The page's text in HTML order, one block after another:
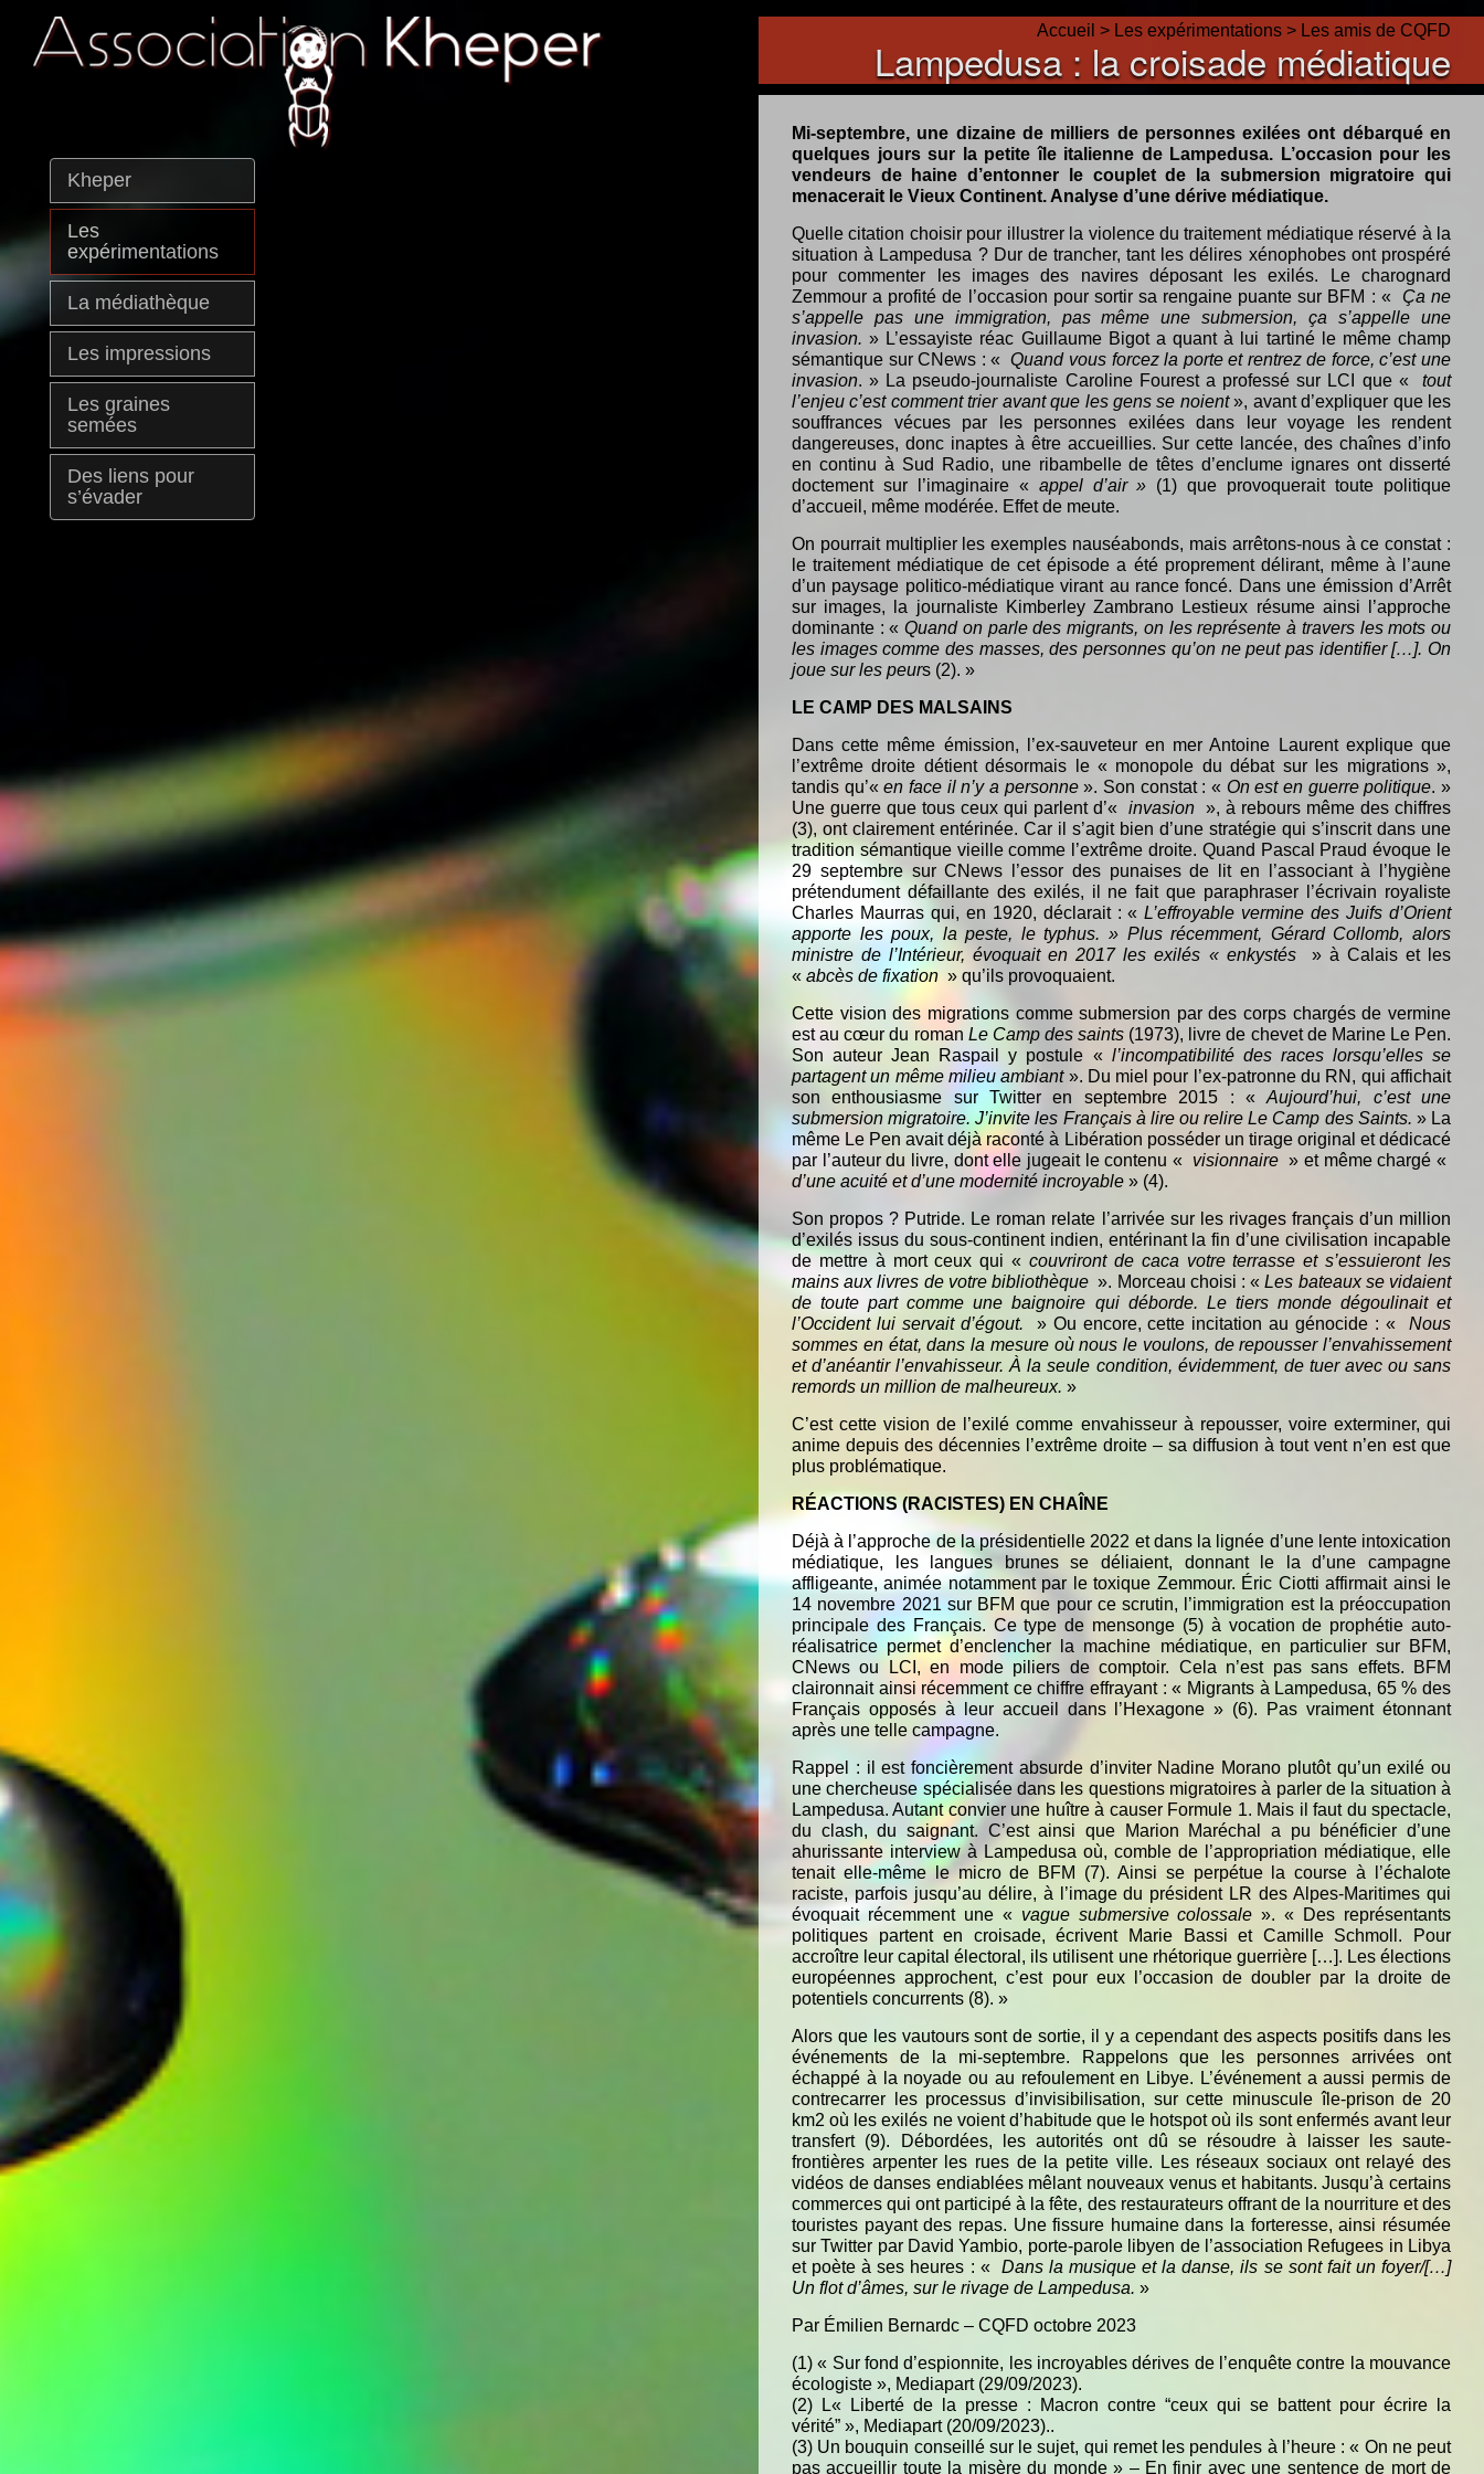
Kheper
Les
expérimentations
La médiathèque
Les impressions
Les graines
semées
Des liens pour
s’évader
Accueil > Les expérimentations > Les amis de CQFD
Lampedusa : la croisade médiatique
Mi-septembre, une dizaine de milliers de personnes exilées ont débarqué en
quelques jours sur la petite île italienne de Lampedusa. L’occasion pour les
vendeurs de haine d’entonner le couplet de la submersion migratoire qui
menacerait le Vieux Continent. Analyse d’une dérive médiatique.
Quelle citation choisir pour illustrer la violence du traitement médiatique réservé à la
situation à Lampedusa ? Dur de trancher, tant les délires xénophobes ont prospéré
pour commenter les images des navires déposant les exilés. Le charognard
Zemmour a profité de l’occasion pour sortir sa rengaine puante sur BFM : «
Ça ne
s’appelle pas une immigration, pas même une submersion, ça s’appelle une
invasion. » L’essayiste réac Guillaume Bigot a quant à lui tartiné le même champ
sémantique sur CNews : « Quand vous forcez la porte et rentrez de force, c’est une
invasion. » La pseudo-journaliste Caroline Fourest a professé sur LCI que «
tout
l’enjeu c’est comment trier avant que les gens se noient», avant d’expliquer que les
souffrances vécues par les personnes exilées dans leur voyage les rendent
dangereuses, donc inaptes à être accueillies. Sur cette lancée, des chaînes d’info
en continu à Sud Radio, une ribambelle de têtes d’enclume ignares ont disserté
doctement sur l’imaginaire « appel d’air » (1) que provoquerait toute politique
d’accueil, même modérée. Effet de meute.
On pourrait multiplier les exemples nauséabonds, mais arrêtons-nous à ce constat :
le traitement médiatique de cet épisode a été proprement délirant, même à l’aune
d’un paysage politico-médiatique virant au rance foncé. Dans une émission d’Arrêt
sur images, la journaliste Kimberley Zambrano Lestieux résume ainsi l’approche
dominante : «Quand on parle des migrants, on les représente à travers les mots ou
les images comme des masses, des personnes qu’on ne peut pas identifier […]. On
joue sur les peurs (2). »
LE CAMP DES MALSAINS
Dans cette même émission, l’ex-sauveteur en mer Antoine Laurent explique que
l’extrême droite détient désormais le « monopole du débat sur les migrations »,
tandis qu’«en face il n’y a personne». Son constat : « On est en guerre politique. »
Une guerre que tous ceux qui parlent d’«
invasion », à rebours même des chiffres
(3), ont clairement entérinée. Car il s’agit bien d’une stratégie qui s’inscrit dans une
tradition sémantique vieille comme l’extrême droite. Quand Pascal Praud évoque le
29 septembre sur CNews l’essor des punaises de lit en l’associant à l’hygiène
prétendument défaillante des exilés, il ne fait que paraphraser l’écrivain royaliste
Charles Maurras qui, en 1920, déclarait : «L’effroyable vermine des Juifs d’Orient
apporte les poux, la peste, le typhus. » Plus récemment, Gérard Collomb, alors
ministre de l’Intérieur, évoquait en 2017 les exilés « enkystés
» à Calais et les
« abcès de fixation » qu’ils provoquaient.
Cette vision des migrations comme submersion par des corps chargés de vermine
est au cœur du roman Le Camp des saints (1973), livre de chevet de Marine Le Pen.
Son auteur Jean Raspail y postule « l’incompatibilité des races lorsqu’elles se
partagent un même milieu ambiant». Du miel pour l’ex-patronne du RN, qui affichait
son enthousiasme sur Twitter en septembre 2015 : «Aujourd’hui, c’est une
submersion migratoire. J’invite les Français à lire ou relire Le Camp des Saints. » La
même Le Pen avait déjà raconté à Libération posséder un tirage original et dédicacé
par l’auteur du livre, dont elle jugeait le contenu «
visionnaire » et même chargé «
d’une acuité et d’une modernité incroyable » (4).
Son propos ? Putride. Le roman relate l’arrivée sur les rivages français d’un million
d’exilés issus du sous-continent indien, entérinant la fin d’une civilisation incapable
de mettre à mort ceux qui « couvriront de caca votre terrasse et s’essuieront les
mains aux livres de votre bibliothèque ». Morceau choisi : «Les bateaux se vidaient
de toute part comme une baignoire qui déborde. Le tiers monde dégoulinait et
l’Occident lui servait d’égout.
» Ou encore, cette incitation au génocide : «
Nous
sommes en état, dans la mesure où nous le voulons, de repousser l’envahissement
et d’anéantir l’envahisseur. À la seule condition, évidemment, de tuer avec ou sans
remords un million de malheureux. »
C’est cette vision de l’exilé comme envahisseur à repousser, voire exterminer, qui
anime depuis des décennies l’extrême droite – sa diffusion à tout vent n’en est que
plus problématique.
RÉACTIONS (RACISTES) EN CHAÎNE
Déjà à l’approche de la présidentielle 2022 et dans la lignée d’une lente intoxication
médiatique, les langues brunes se déliaient, donnant le la d’une campagne
affligeante, animée notamment par le toxique Zemmour. Éric Ciotti affirmait ainsi le
14 novembre 2021 sur BFM que pour ce scrutin, l’immigration est la préoccupation
principale des Français. Ce type de mensonge (5) à vocation de prophétie auto-
réalisatrice permet d’enclencher la machine médiatique, en particulier sur BFM,
CNews ou LCI, en mode piliers de comptoir. Cela n’est pas sans effets. BFM
claironnait ainsi récemment ce chiffre effrayant : « Migrants à Lampedusa, 65 % des
Français opposés à leur accueil dans l’Hexagone » (6). Pas vraiment étonnant
après une telle campagne.
Rappel : il est foncièrement absurde d’inviter Nadine Morano plutôt qu’un exilé ou
une chercheuse spécialisée dans les questions migratoires à parler de la situation à
Lampedusa. Autant convier une huître à causer Formule 1. Mais il faut du spectacle,
du clash, du saignant. C’est ainsi que Marion Maréchal a pu bénéficier d’une
ahurissante interview à Lampedusa où, comble de l’appropriation médiatique, elle
tenait elle-même le micro de BFM (7). Ainsi se perpétue la course à l’échalote
raciste, parfois jusqu’au délire, à l’image du président LR des Alpes-Maritimes qui
évoquait récemment une « vague submersive colossale ». « Des représentants
politiques partent en croisade, écrivent Marie Bassi et Camille Schmoll. Pour
accroître leur capital électoral, ils utilisent une rhétorique guerrière […]. Les élections
européennes approchent, c’est pour eux l’occasion de doubler par la droite de
potentiels concurrents (8). »
Alors que les vautours sont de sortie, il y a cependant des aspects positifs dans les
événements de la mi-septembre. Rappelons que les personnes arrivées ont
échappé à la noyade ou au refoulement en Libye. L’événement a aussi permis de
contrecarrer les processus d’invisibilisation, sur cette minuscule île-prison de 20
km2 où les exilés ne voient d’habitude que le hotspot où ils sont enfermés avant leur
transfert (9). Débordées, les autorités ont dû se résoudre à laisser les saute-
frontières arpenter les rues de la petite ville. Les réseaux sociaux ont relayé des
vidéos de danses endiablées mêlant nouveaux venus et habitants. Jusqu’à certains
commerces qui ont participé à la fête, des restaurateurs offrant de la nourriture et des
touristes payant des repas. Une fissure humaine dans la forteresse, ainsi résumée
sur Twitter par David Yambio, porte-parole libyen de l’association Refugees in Libya
et poète à ses heures : «
Dans la musique et la danse, ils se sont fait un foyer/[…]
Un flot d’âmes, sur le rivage de Lampedusa. »
Par Émilien Bernardc – CQFD octobre 2023
(1) « Sur fond d’espionnite, les incroyables dérives de l’enquête contre la mouvance
écologiste », Mediapart (29/09/2023).
(2) L« Liberté de la presse : Macron contre “ceux qui se battent pour écrire la
vérité” », Mediapart (20/09/2023)..
(3) Un bouquin conseillé sur le sujet, qui remet les pendules à l’heure : « On ne peut
pas accueillir toute la misère du monde » – En finir avec une sentence de mort de